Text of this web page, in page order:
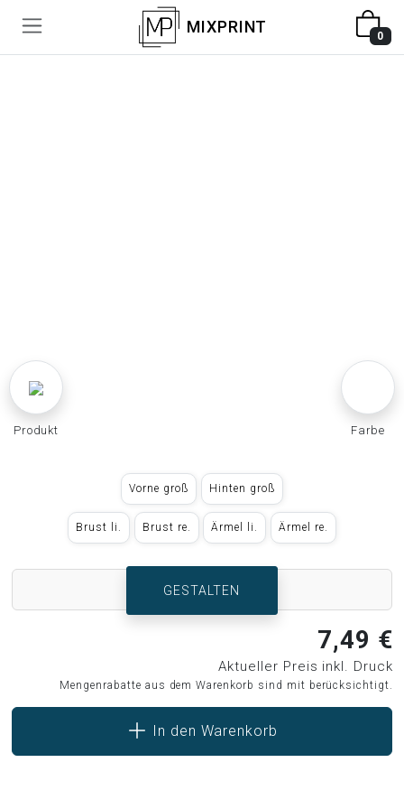
MIXPRINT
0
Produkt Farbe
Vorne groß Hinten groß
Brust li. Brust re. Ärmel li. Ärmel re.
GESTALTEN
7,49 €
Aktueller Preis inkl. Druck
Mengenrabatte aus dem Warenkorb sind mit berücksichtigt.
In den Warenkorb